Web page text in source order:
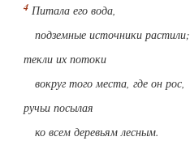
Питала его вода,
подземные источники растили;
текли их потоки
вокруг того места, где он рос,
ручьи посылая
ко всем деревьям лесным.